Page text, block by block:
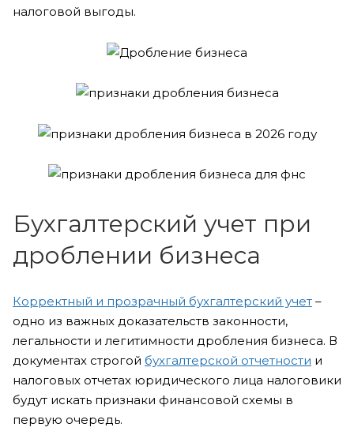
налоговой выгоды.
Бухгалтерский учет при
дроблении бизнеса
Корректный и прозрачный бухгалтерский учет –
одно из важных доказательств законности,
легальности и легитимности дробления бизнеса. В
документах строгой бухгалтерской отчетности и
налоговых отчетах юридического лица налоговики
будут искать признаки финансовой схемы в
первую очередь.